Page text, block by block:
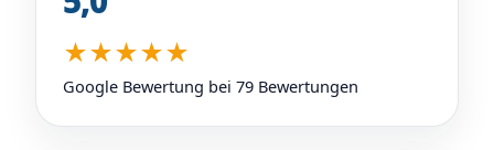
★★★★★
Google Bewertung bei 79 Bewertungen